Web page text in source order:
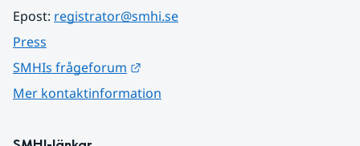
Epost: registrator@smhi.se
Press
SMHIs frågeforum
Mer kontaktinformation